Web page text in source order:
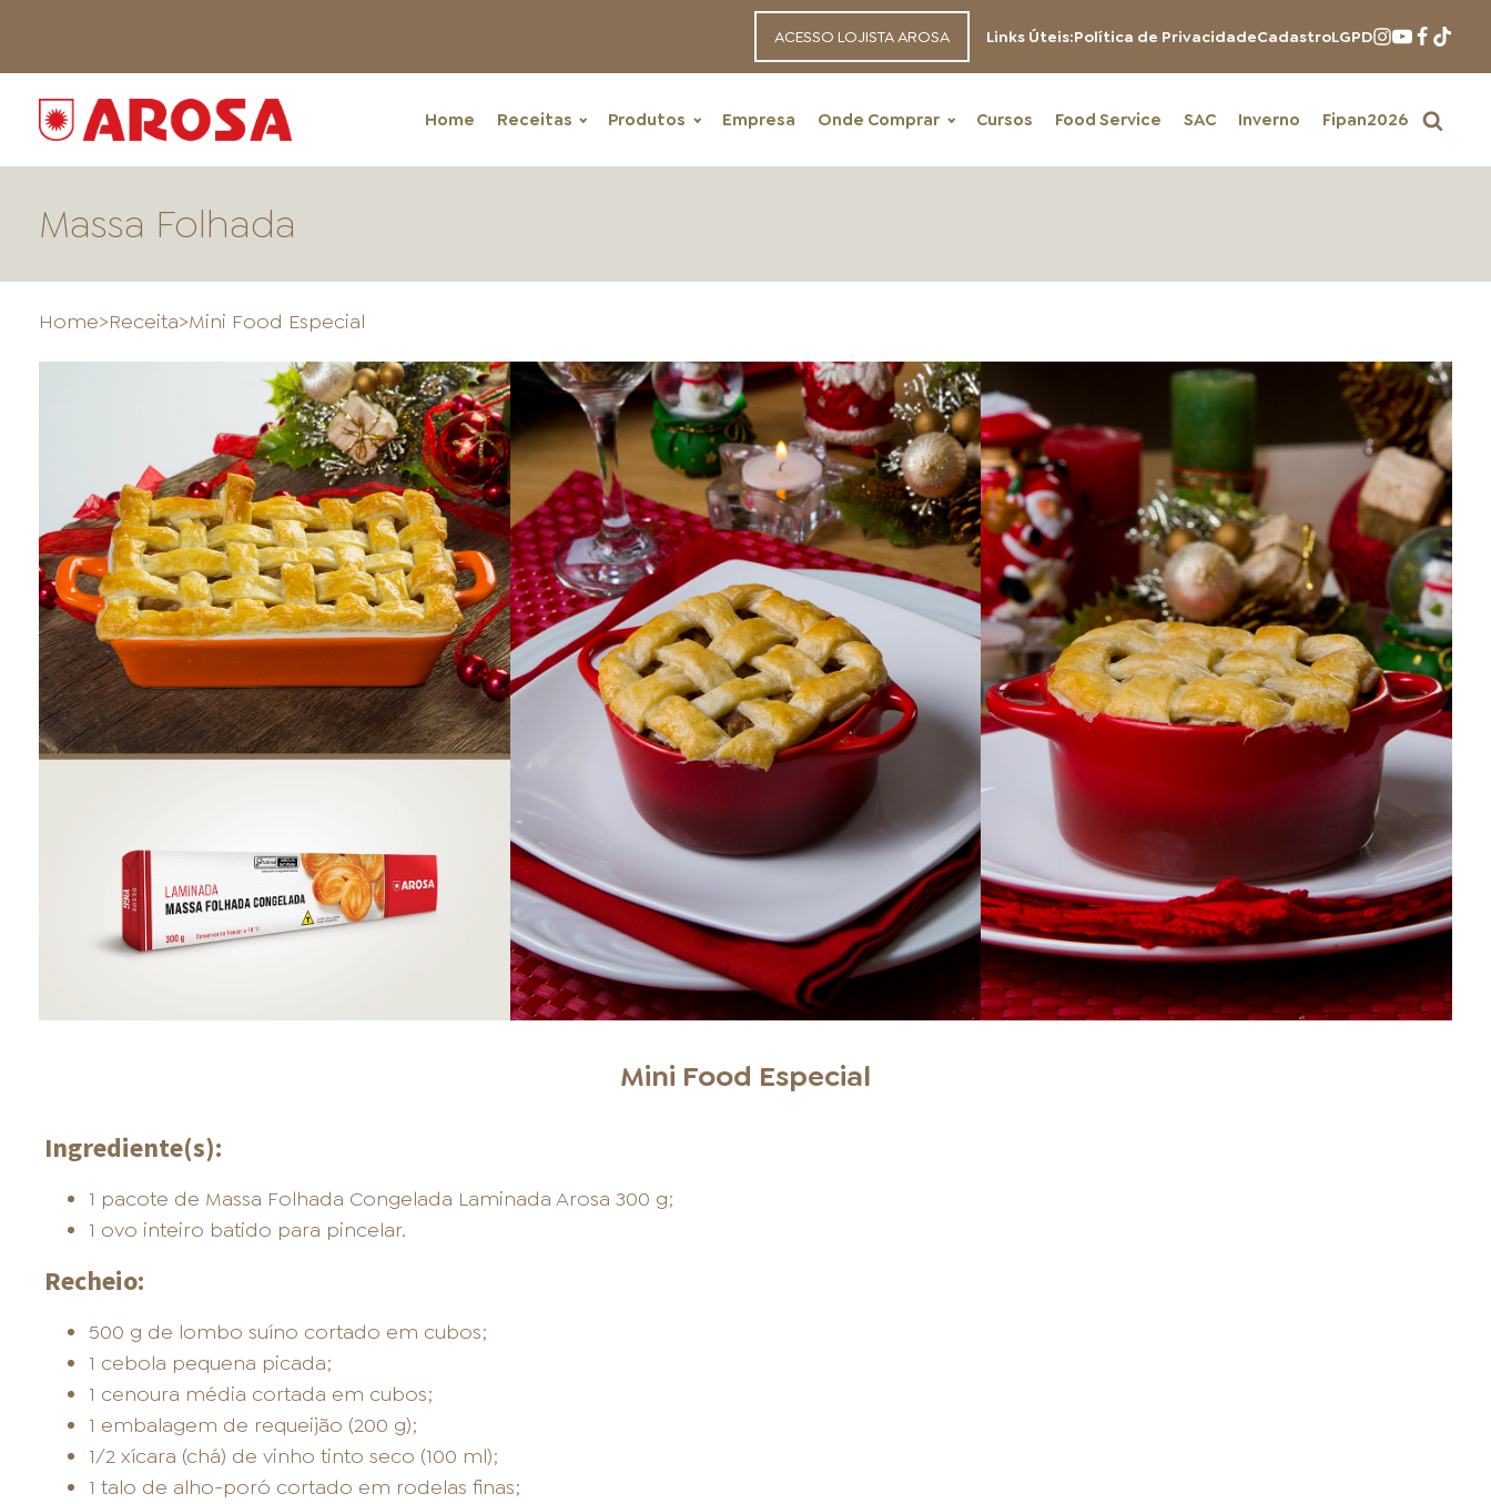
ACESSO LOJISTA AROSA Links Úteis:Política de PrivacidadeCadastroLGPD
Home Receitas Produtos Empresa Onde Comprar Cursos Food Service SAC Inverno Fipan2026
HOME
ONDE COMPRAR LOJAS AROSA DISTRIBUIDORES E REPRESENTANTES
FOOD SERVICE EMPRESA AGENDA DE CURSOS
INVERNO SAC ACESSO PARA PARCEIROS
Massa Folhada
Home>Receita>Mini Food Especial
Mini Food Especial
Ingrediente(s):
1 pacote de Massa Folhada Congelada Laminada Arosa 300 g;
1 ovo inteiro batido para pincelar.
Recheio:
500 g de lombo suíno cortado em cubos;
1 cebola pequena picada;
1 cenoura média cortada em cubos;
1 embalagem de requeijão (200 g);
1/2 xícara (chá) de vinho tinto seco (100 ml);
1 talo de alho-poró cortado em rodelas finas;